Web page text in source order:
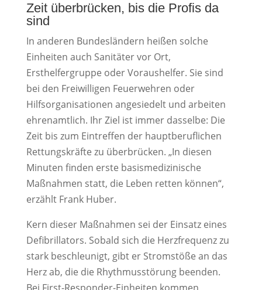
Zeit überbrücken, bis die Profis da
sind
In anderen Bundesländern heißen solche
Einheiten auch Sanitäter vor Ort,
Ersthelfergruppe oder Voraushelfer. Sie sind
bei den Freiwilligen Feuerwehren oder
Hilfsorganisationen angesiedelt und arbeiten
ehrenamtlich. Ihr Ziel ist immer dasselbe: Die
Zeit bis zum Eintreffen der hauptberuflichen
Rettungskräfte zu überbrücken. „In diesen
Minuten finden erste basismedizinische
Maßnahmen statt, die Leben retten können“,
erzählt Frank Huber.
Kern dieser Maßnahmen sei der Einsatz eines
Defibrillators. Sobald sich die Herzfrequenz zu
stark beschleunigt, gibt er Stromstöße an das
Herz ab, die die Rhythmusstörung beenden.